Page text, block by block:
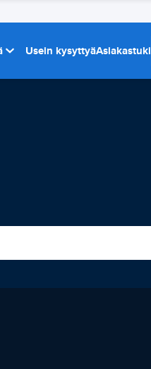
Usein kysyttyäAsiakastuki